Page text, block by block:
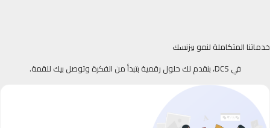
خدماتنا المتكاملة لنمو بيزنسك
في DCS، بنقدم لك حلول رقمية بتبدأ من الفكرة وتوصل بيك للقمة.